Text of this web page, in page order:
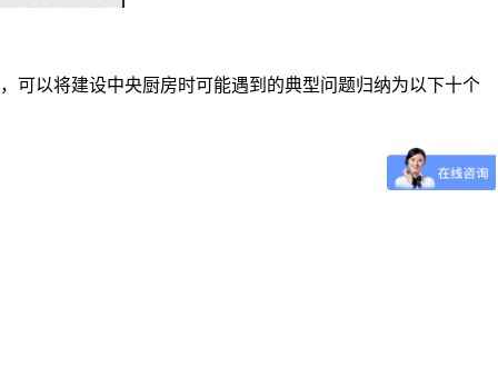
可以将建设中央厨房时可能遇到的典型问题归纳为以下十个